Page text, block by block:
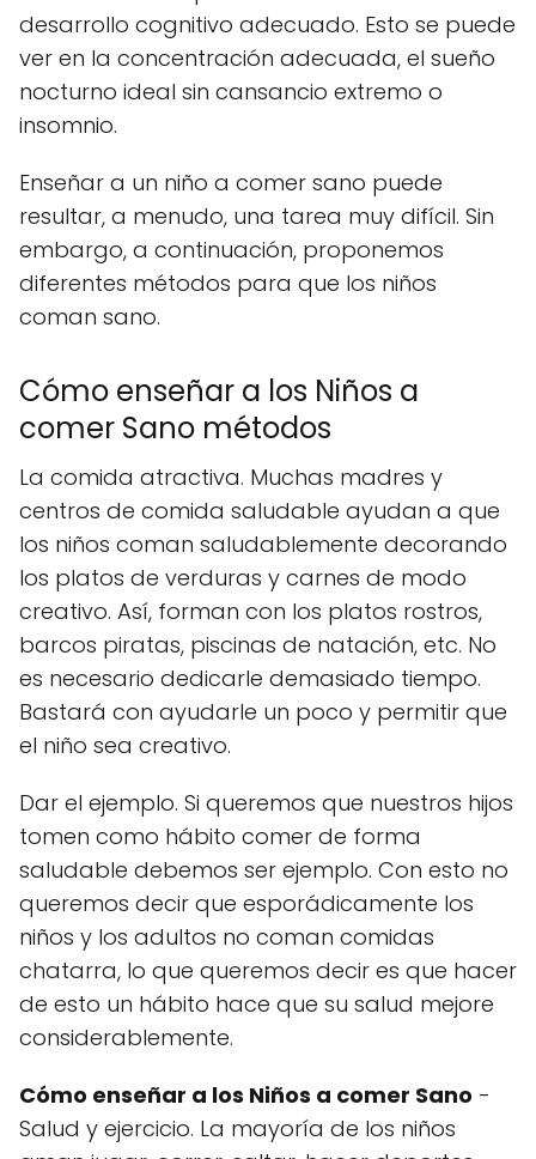
desarrollo cognitivo adecuado. Esto se puede
ver en la concentración adecuada, el sueño
nocturno ideal sin cansancio extremo o
insomnio.
Enseñar a un niño a comer sano puede
resultar, a menudo, una tarea muy difícil. Sin
embargo, a continuación, proponemos
diferentes métodos para que los niños
coman sano.
Cómo enseñar a los Niños a
comer Sano métodos
La comida atractiva. Muchas madres y
centros de comida saludable ayudan a que
los niños coman saludablemente decorando
los platos de verduras y carnes de modo
creativo. Así, forman con los platos rostros,
barcos piratas, piscinas de natación, etc. No
es necesario dedicarle demasiado tiempo.
Bastará con ayudarle un poco y permitir que
el niño sea creativo.
Dar el ejemplo. Si queremos que nuestros hijos
tomen como hábito comer de forma
saludable debemos ser ejemplo. Con esto no
queremos decir que esporádicamente los
niños y los adultos no coman comidas
chatarra, lo que queremos decir es que hacer
de esto un hábito hace que su salud mejore
considerablemente.
Cómo enseñar a los Niños a comer Sano -
Salud y ejercicio. La mayoría de los niños